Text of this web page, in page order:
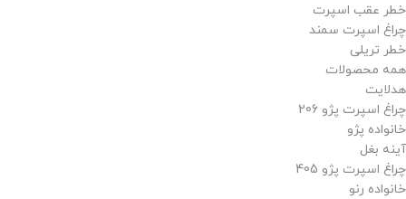
خطر عقب اسپرت
چراغ اسپرت سمند
خطر تریلی
همه محصولات
هدلایت
چراغ اسپرت پژو 206
خانواده پژو
آینه بغل
چراغ اسپرت پژو 405
خانواده رنو